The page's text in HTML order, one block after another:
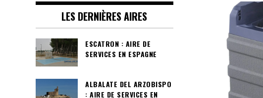
LES DERNIÈRES AIRES
ESCATRON : AIRE DE
SERVICES EN ESPAGNE
ALBALATE DEL ARZOBISPO
: AIRE DE SERVICES EN